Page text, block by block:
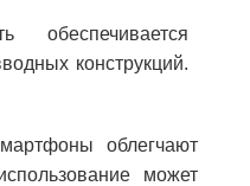
обеспечивается
конструкций.
облегчают
может